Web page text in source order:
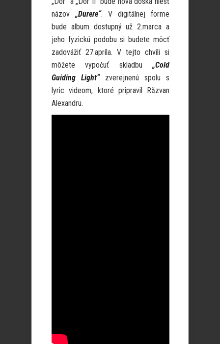
názov „Durere“. V digitálnej forme
bude album dostupný už 2.marca a
jeho fyzickú podobu si budete môcť
zadovážiť 27.apríla. V tejto chvíli si
môžete vypočuť skladbu „Cold
Guiding Light“zverejnenú spolu s
lyric videom, ktoré pripravil Răzvan
Alexandru.